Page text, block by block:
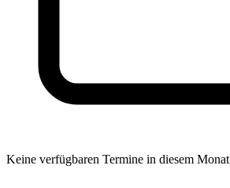
Keine verfügbaren Termine in diesem Monat